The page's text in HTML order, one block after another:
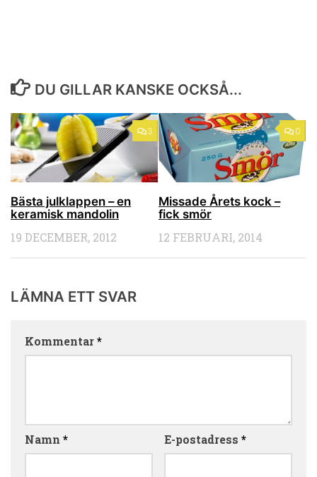
DU GILLAR KANSKE OCKSÅ...
3
Bästa julklappen – en
keramisk mandolin
19 DECEMBER, 2012
0
Missade Årets kock –
fick smör
12 FEBRUARI, 2014
LÄMNA ETT SVAR
Kommentar*
Namn * E-postadress *